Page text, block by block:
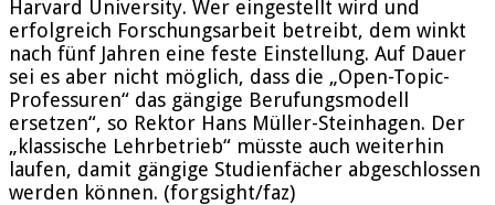
Harvard University. Wer eingestellt wird und
erfolgreich Forschungsarbeit betreibt, dem winkt
nach fünf Jahren eine feste Einstellung. Auf Dauer
sei es aber nicht möglich, dass die „Open-Topic-
Professuren“ das gängige Berufungsmodell
ersetzen“, so Rektor Hans Müller-Steinhagen. Der
„klassische Lehrbetrieb“ müsste auch weiterhin
laufen, damit gängige Studienfächer abgeschlossen
werden können. (forgsight/faz)